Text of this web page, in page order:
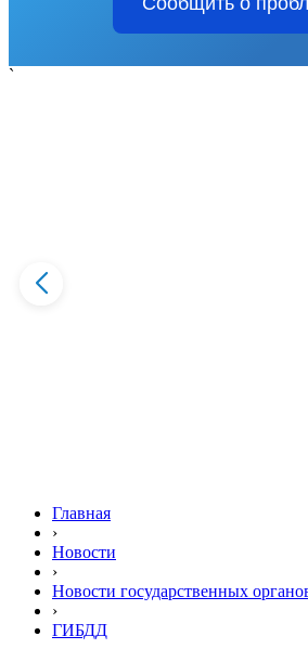
`
Главная
›
Новости
›
Новости государственных
›
ГИБДД